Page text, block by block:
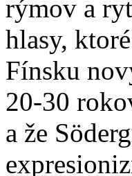
rýmov a
hlasy,
Fínsku
20-30
a že